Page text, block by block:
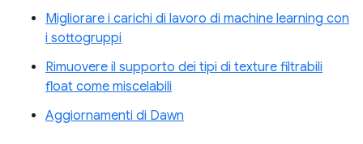
Migliorare i carichi di lavoro di machine learning con
i sottogruppi
Rimuovere il supporto dei tipi di texture filtrabili
float come miscelabili
Aggiornamenti di Dawn